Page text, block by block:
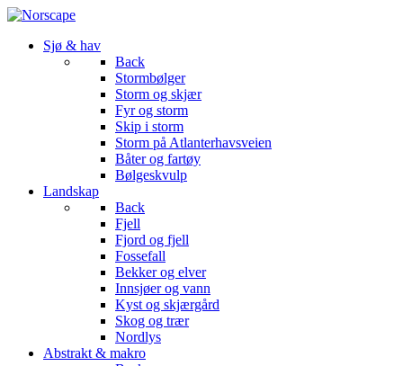
Sjø & hav
Back
Stormbølger
Storm og skjær
Fyr og storm
Skip i storm
Storm på Atlanterhavsveien
Båter og fartøy
Bølgeskvulp
Landskap
Back
Fjell
Fjord og fjell
Fossefall
Bekker og elver
Innsjøer og vann
Kyst og skjærgård
Skog og trær
Nordlys
Abstrakt & makro